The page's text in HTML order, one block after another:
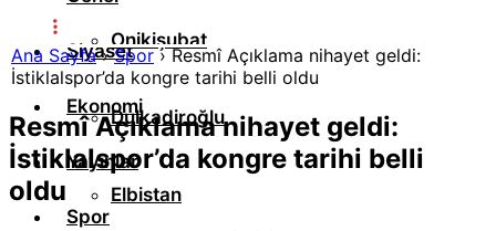
Onikişubat
Dulkadiroğlu
Elbistan
Siyaset
Ekonomi
Yayınlar
Spor
Ana Sayfa›Spor›Resmî Açıklama nihayet geldi:
İstiklalspor’da kongre tarihi belli oldu
Resmî Açıklama nihayet geldi:
İstiklalspor’da kongre tarihi belli
oldu